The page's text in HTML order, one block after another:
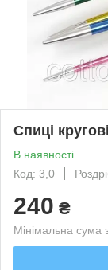
Спиці
В наявності
Код: 3,0
240 ₴
Мінімальна сума